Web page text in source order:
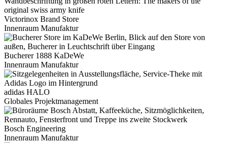
Victorinox Brand Store
Innenraum Manufaktur
Bucherer 1888 KaDeWe
Innenraum Manufaktur
adidas HALO
Globales Projektmanagement
Bosch Engineering
Innenraum Manufaktur